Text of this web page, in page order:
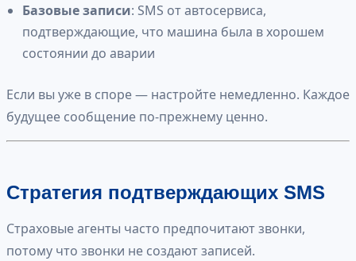
Базовые записи: SMS от автосервиса,
подтверждающие, что машина была в хорошем
состоянии до аварии
Если вы уже в споре — настройте немедленно. Каждое
будущее сообщение по-прежнему ценно.
Стратегия подтверждающих SMS
Страховые агенты часто предпочитают звонки,
потому что звонки не создают записей.